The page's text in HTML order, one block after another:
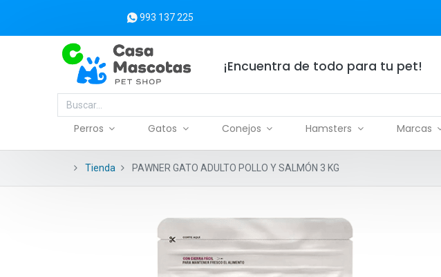
993 137 225
¡Encuentra de todo para tu pet!
Perros Gatos Conejos Hamsters Marcas
Tienda PAWNER GATO ADULTO POLLO Y SALMÓN 3 KG